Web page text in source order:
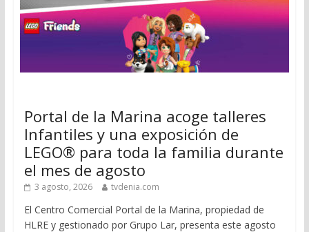
Portal de la Marina acoge talleres
Infantiles y una exposición de
LEGO® para toda la familia durante
el mes de agosto
3 agosto, 2026 tvdenia.com
El Centro Comercial Portal de la Marina, propiedad de
HLRE y gestionado por Grupo Lar, presenta este agosto